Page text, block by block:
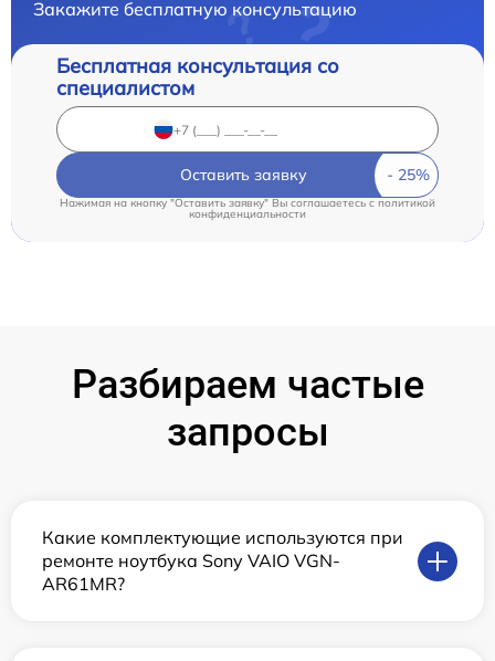
Закажите бесплатную консультацию
Бесплатная консультация со
специалистом
Оставить заявку
Нажимая на кнопку "Оставить заявку" Вы соглашаетесь c политикой
конфиденциальности
Разбираем частые
запросы
Какие комплектующие используются при
ремонте ноутбука Sony VAIO VGN-
AR61MR?